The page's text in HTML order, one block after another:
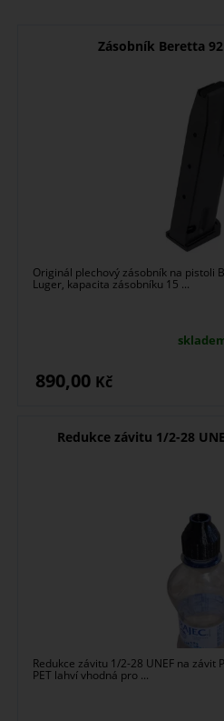
Zásobník Beretta
Originál plechový zásobník na pistoli
Luger, kapacita zásobníku 15 ...
890,00 Kč
Redukce závitu 1/2-28
Redukce závitu 1/2-28 UNEF na závit
PET lahví vhodná pro ...